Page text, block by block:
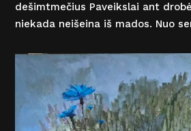
dešimtmečius Paveikslai ant
niekada neišeina iš mados. Nuo